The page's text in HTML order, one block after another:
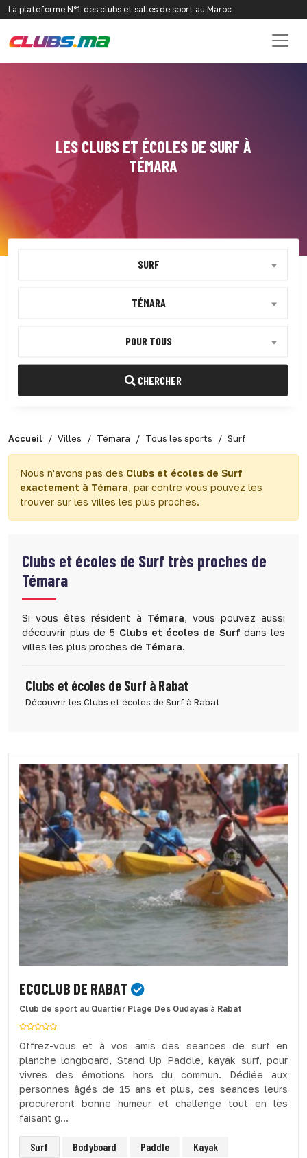
La plateforme N°1 des clubs et salles de sport au Maroc
LES CLUBS ET ÉCOLES DE SURF À
TÉMARA
SURF
TÉMARA
POUR TOUS
CHERCHER
Accueil Villes Témara Tous les sports Surf
Nous n'avons pas des Clubs et écoles de Surf
exactement à Témara, par contre vous pouvez les
trouver sur les villes les plus proches.
Clubs et écoles de Surf très proches de
Témara
Si vous êtes résident à Témara, vous pouvez aussi
découvrir plus de 5 Clubs et écoles de Surf dans les
villes les plus proches de Témara.
Clubs et écoles de Surf à Rabat
Découvrir les Clubs et écoles de Surf à Rabat
ECOCLUB DE RABAT
Club de sport au Quartier Plage Des Oudayas à Rabat
Offrez-vous et à vos amis des seances de surf en
planche longboard, Stand Up Paddle, kayak surf, pour
vivres des émotions hors du commun. Dédiée aux
personnes âgés de 15 ans et plus, ces seances leurs
procureront bonne humeur et challenge tout en les
faisant g...
Surf Bodyboard Paddle Kayak